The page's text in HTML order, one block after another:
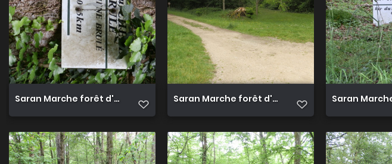
Saran Marche forêt d'Orléans 19 Saran Marche forêt d'Orléans 20 Saran